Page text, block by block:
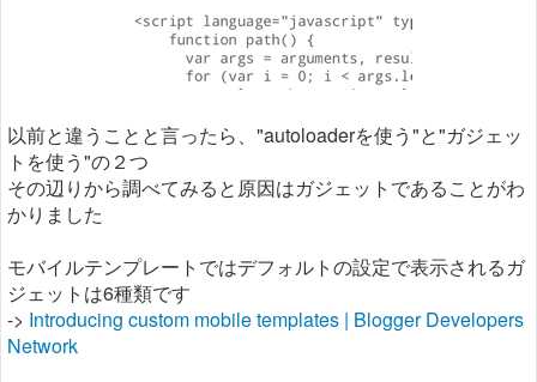
以前と違うことと言ったら、"autoloaderを使う"と"ガジェッ
トを使う"の２つ
その辺りから調べてみると原因はガジェットであることがわ
かりました
モバイルテンプレートではデフォルトの設定で表示されるガ
ジェットは6種類です
-> Introducing custom mobile templates | Blogger Developers
Network